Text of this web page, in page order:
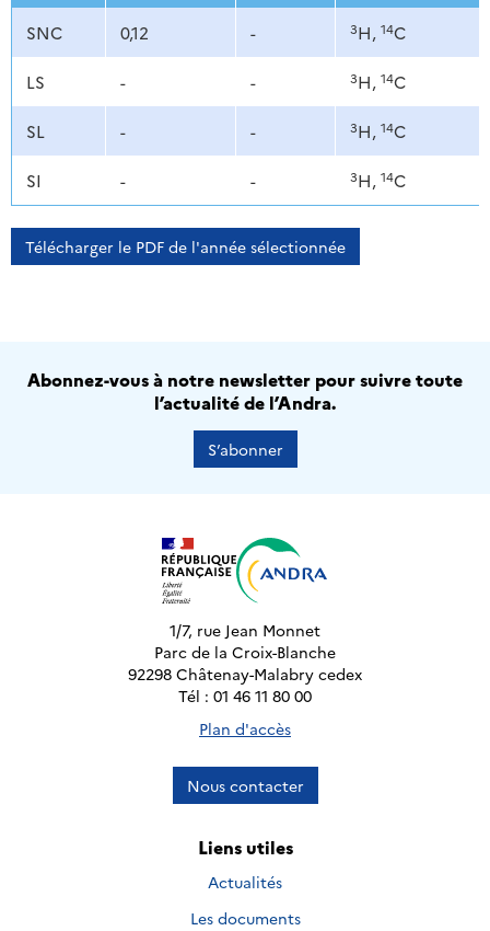
SNC 0,12 - 3H, 14C
LS - - 3H, 14C
SL - - 3H, 14C
SI - - 3H, 14C
Télécharger le PDF de l'année sélectionnée
Abonnez-vous à notre newsletter pour suivre toute
l’actualité de l’Andra.
S’abonner
1/7, rue Jean Monnet
Parc de la Croix-Blanche
92298 Châtenay-Malabry cedex
Tél : 01 46 11 80 00
Plan d'accès
Nous contacter
Liens utiles
Actualités
Les documents